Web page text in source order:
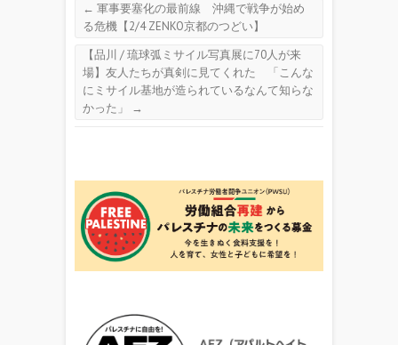
← 軍事要塞化の最前線 沖縄で戦争が始め
る危機【2/4 ZENKO京都のつどい】
【品川 / 琉球弧ミサイル写真展に70人が来
場】友人たちが真剣に見てくれた 「こんな
にミサイル基地が造られているなんて知らな
かった」
→